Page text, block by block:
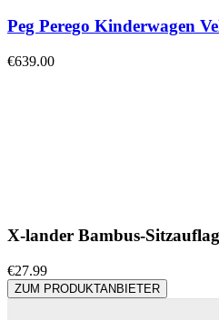
Peg Perego Kinderwagen
€639.00
X-lander Bambus-
€27.99
ZUM PRODUKTANBIETER